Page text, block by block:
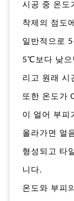
시공 중 온도
착제의 점도
일반적으로
5℃보다 낮으
리고 원래 시
또한 온도가
이 얼어 부피
올라가면 얼
형성되고 타
니다.
온도와 부피